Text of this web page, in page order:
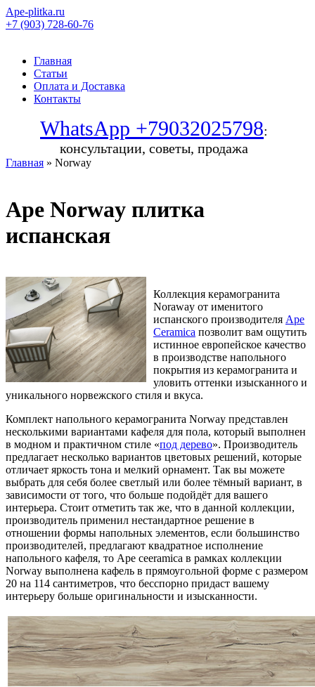
Ape-plitka.ru
+7 (903) 728-60-76
Главная
Статьи
Оплата и Доставка
Контакты
WhatsApp +79032025798:
консультации, советы, продажа
Главная » Norway
Ape Norway плитка
испанская
Коллекция керамогранита
Noraway от именитого
испанского производителя Ape
Ceramica позволит вам ощутить
истинное европейское качество
в производстве напольного
покрытия из керамогранита и
уловить оттенки изысканного и
уникального норвежского стиля и вкуса.
Комплект напольного керамогранита Norway представлен
несколькими вариантами кафеля для пола, который выполнен
в модном и практичном стиле «под дерево». Производитель
предлагает несколько вариантов цветовых решений, которые
отличает яркость тона и мелкий орнамент. Так вы можете
выбрать для себя более светлый или более тёмный вариант, в
зависимости от того, что больше подойдёт для вашего
интерьера. Стоит отметить так же, что в данной коллекции,
производитель применил нестандартное решение в
отношении формы напольных элементов, если большинство
производителей, предлагают квадратное исполнение
напольного кафеля, то Ape ceeramica в рамках коллекции
Norway выполнена кафель в прямоугольной форме с размером
20 на 114 сантиметров, что бесспорно придаст вашему
интерьеру больше оригинальности и изысканности.